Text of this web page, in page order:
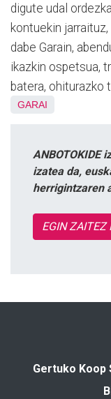
digute udal
kontuekin
dabe Garain,
ikazkin ospetsua,
batera, ohiturazko
GARAI
ANBOTOKIDE
izatea da,
herrigintzaren
EGIN ZAITEZ
Gertuko Koop